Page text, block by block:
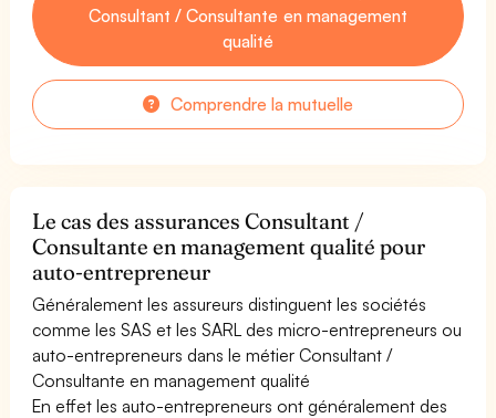
Consultant / Consultante en management
qualité
Comprendre la mutuelle
Le cas des assurances Consultant /
Consultante en management qualité pour
auto-entrepreneur
Généralement les assureurs distinguent les sociétés
comme les SAS et les SARL des micro-entrepreneurs ou
auto-entrepreneurs dans le métier Consultant /
Consultante en management qualité
En effet les auto-entrepreneurs ont généralement des